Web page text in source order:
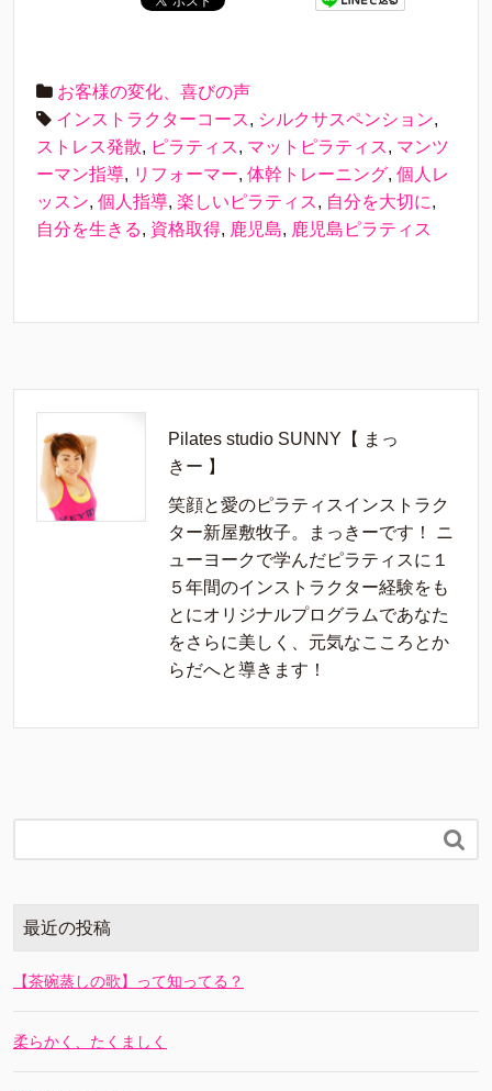
お客様の変化、喜びの声
インストラクターコース, シルクサスペンション,
ストレス発散, ピラティス, マットピラティス, マンツ
ーマン指導, リフォーマー, 体幹トレーニング, 個人レ
ッスン, 個人指導, 楽しいピラティス, 自分を大切に,
自分を生きる, 資格取得, 鹿児島, 鹿児島ピラティス
Pilates studio SUNNY【 まっ
きー 】
笑顔と愛のピラティスインストラク
ター新屋敷牧子。まっきーです！ ニ
ューヨークで学んだピラティスに１
５年間のインストラクター経験をも
とにオリジナルプログラムであなた
をさらに美しく、元気なこころとか
らだへと導きます！

最近の投稿
【茶碗蒸しの歌】って知ってる？
柔らかく、たくましく